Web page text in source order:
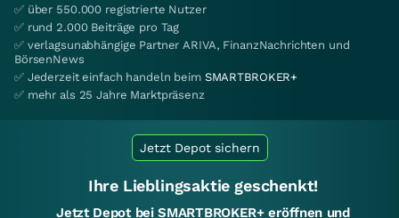
✅ über 550.000 registrierte Nutzer
✅ rund 2.000 Beiträge pro Tag
✅ verlagsunabhängige Partner ARIVA, FinanzNachrichten und
BörsenNews
✅ Jederzeit einfach handeln beim SMARTBROKER+
✅ mehr als 25 Jahre Marktpräsenz
Jetzt Depot sichern
Ihre Lieblingsaktie geschenkt!
Jetzt Depot bei SMARTBROKER+ eröffnen und